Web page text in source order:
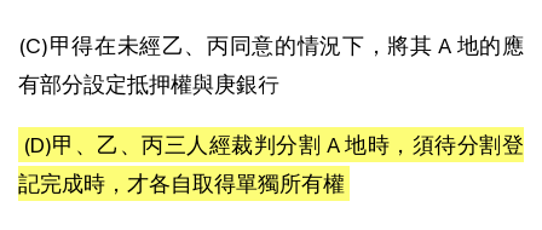
(C)甲得在未經乙、丙同意的情況下，將其 A 地的應
有部分設定抵押權與庚銀行
(D)甲、乙、丙三人經裁判分割 A 地時，須待分割登
記完成時，才各自取得單獨所有權